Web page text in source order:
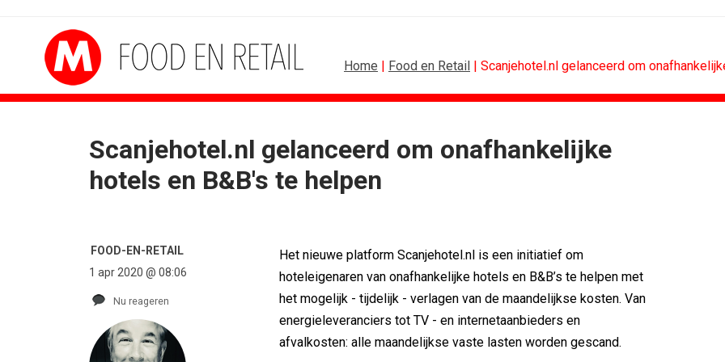
Home | Food en Retail | Scanjehotel.nl gelanceerd om
Scanjehotel.nl gelanceerd om onafhankelijke
hotels en B&B's te helpen
FOOD-EN-RETAIL
1 apr 2020 @ 08:06
Nu reageren
Het nieuwe platform Scanjehotel.nl is een initiatief om
hoteleigenaren van onafhankelijke hotels en B&B’s te helpen met
het mogelijk - tijdelijk - verlagen van de maandelijkse kosten. Van
energieleveranciers tot TV - en internetaanbieders en
afvalkosten: alle maandelijkse vaste lasten worden gescand.
CONTENTMARKETING
Internationale award voor Holland...
Inschrijvingen Grand Prix Content...
WWF en CPNB introduceren Groene...
DESIGN
PRO bouwt identiteit rond Groene Roos
KNVB toont Oranje-portretten in hart...
Studenten filteren sigaret uit iconen
FOOD EN RETAIL
Grolsch lanceert campagne voor...
FSIN: Nederlanders eten uitbundiger...